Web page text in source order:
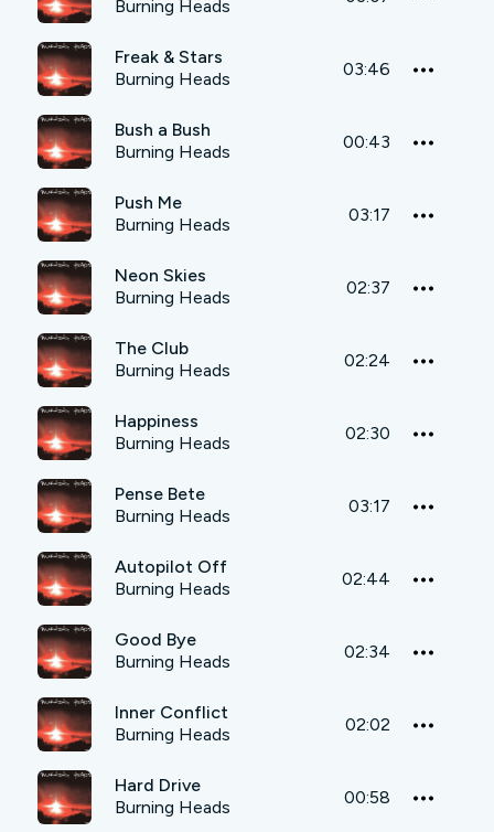
Burning Heads
Freak & Stars
Burning Heads
03:46
Bush a Bush
Burning Heads
00:43
Push Me
Burning Heads
03:17
Neon Skies
Burning Heads
02:37
The Club
Burning Heads
02:24
Happiness
Burning Heads
02:30
Pense Bete
Burning Heads
03:17
Autopilot Off
Burning Heads
02:44
Good Bye
Burning Heads
02:34
Inner Conflict
Burning Heads
02:02
Hard Drive
Burning Heads
00:58